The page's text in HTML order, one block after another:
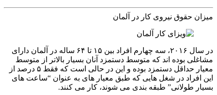
میزان حقوق نیروی کار در آلمان
در سال ۲۰۱۶، سه چهارم افراد بین ۱۵ تا ۶۴ ساله در آلمان دارای
مشاغلی بوده اند که متوسط دستمزد آنان بسیار بالاتر از متوسط
معیار حداقل ​​دستمزد بوده و این در حالی است که فقط ۵ درصد از
این افراد در شغل هایی که طبق معیار های به عنوان “ساعت های
بسیار طولانی” طبقه بندی می شوند، کار می کنند.